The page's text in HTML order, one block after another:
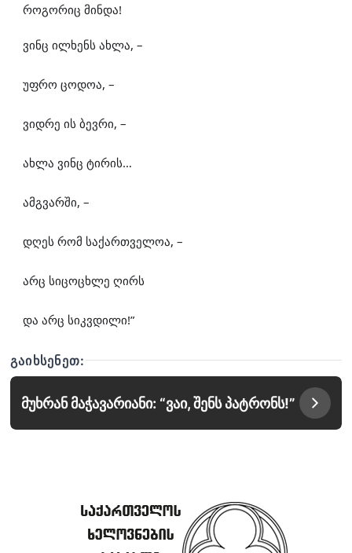
როგორიც მინდა!
ვინც ილხენს ახლა, –
უფრო ცოდოა, –
ვიდრე ის ბევრი, –
ახლა ვინც ტირის…
ამგვარში, –
დღეს რომ საქართველოა, –
არც სიცოცხლე ღირს
და არც სიკვდილი!”
ᲒᲐᲘᲮᲡᲔᲜᲔᲗ:
მუხრან მაჭავარიანი: “ვაი, შენს პატრონს!”